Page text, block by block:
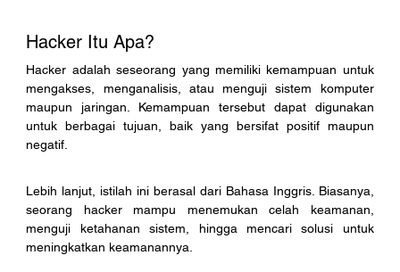
Hacker Itu Apa?
Hacker adalah seseorang yang memiliki kemampuan untuk
mengakses, menganalisis, atau menguji sistem komputer
maupun jaringan. Kemampuan tersebut dapat digunakan
untuk berbagai tujuan, baik yang bersifat positif maupun
negatif.
Lebih lanjut, istilah ini berasal dari Bahasa Inggris. Biasanya,
seorang hacker mampu menemukan celah keamanan,
menguji ketahanan sistem, hingga mencari solusi untuk
meningkatkan keamanannya.